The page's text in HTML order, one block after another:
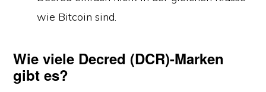
wie Bitcoin sind.
Wie viele Decred (DCR)-Marken
gibt es?